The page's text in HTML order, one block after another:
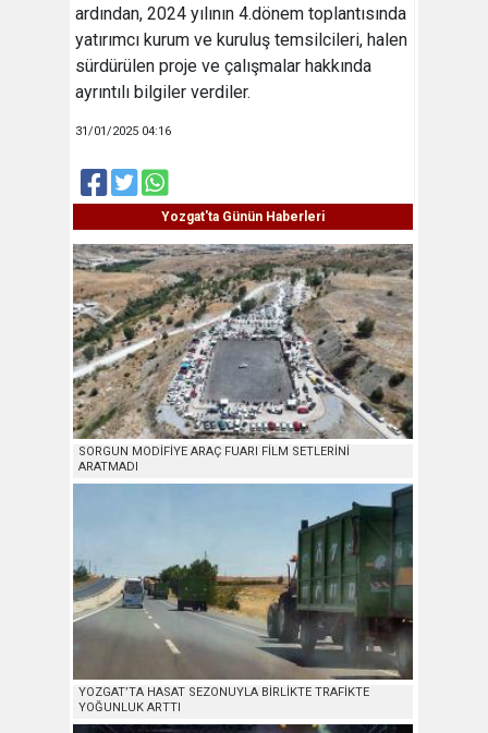
ardından, 2024 yılının 4.dönem toplantısında
yatırımcı kurum ve kuruluş temsilcileri, halen
sürdürülen proje ve çalışmalar hakkında
ayrıntılı bilgiler verdiler.
31/01/2025 04:16
Yozgat'ta Günün Haberleri
SORGUN MODİFİYE ARAÇ FUARI FİLM SETLERİNİ
ARATMADI
YOZGAT’TA HASAT SEZONUYLA BİRLİKTE TRAFİKTE
YOĞUNLUK ARTTI